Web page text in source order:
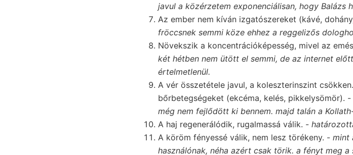
javul a közérzetem exponenciálisan, hogy Balázs
Az ember nem kíván izgatószereket (kávé,
fröccsnek semmi köze ehhez a reggelizős
Növekszik a koncentrációképesség, mivel az
két hétben nem ütött el semmi, de az internet
értelmetlenül.
A vér összetétele javul, a koleszterinszint
bőrbetegségeket (ekcéma, kelés, pikkelysömör). -
még nem fejlődött ki bennem. majd talán a
A haj regenerálódik, rugalmassá válik. -
A köröm fényessé válik, nem lesz törékeny. - mint
használónak, néha azért csak törik. a fényt meg